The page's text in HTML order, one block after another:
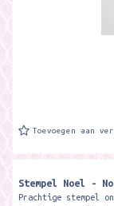
Toevoegen aan
Stempel Noel -
Prachtige stempel